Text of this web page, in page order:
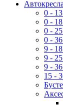
Автокресла
0 -
0 -
0 -
0 -
9 -
9 -
9 -
15 -